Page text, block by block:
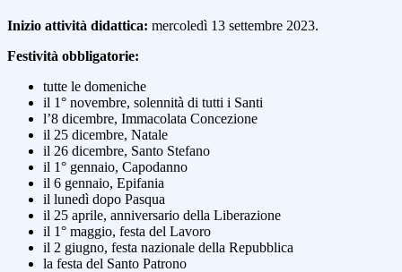
Inizio attività didattica: mercoledì 13 settembre 2023.
Festività obbligatorie:
tutte le domeniche
il 1° novembre, solennità di tutti i Santi
l’8 dicembre, Immacolata Concezione
il 25 dicembre, Natale
il 26 dicembre, Santo Stefano
il 1° gennaio, Capodanno
il 6 gennaio, Epifania
il lunedì dopo Pasqua
il 25 aprile, anniversario della Liberazione
il 1° maggio, festa del Lavoro
il 2 giugno, festa nazionale della Repubblica
la festa del Santo Patrono